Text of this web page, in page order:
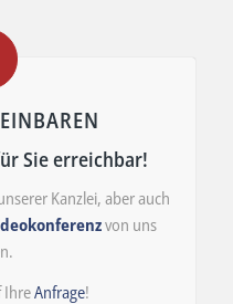
Sie erreichbar!
Kanzlei, aber auch
von uns
IhreAnfrage!